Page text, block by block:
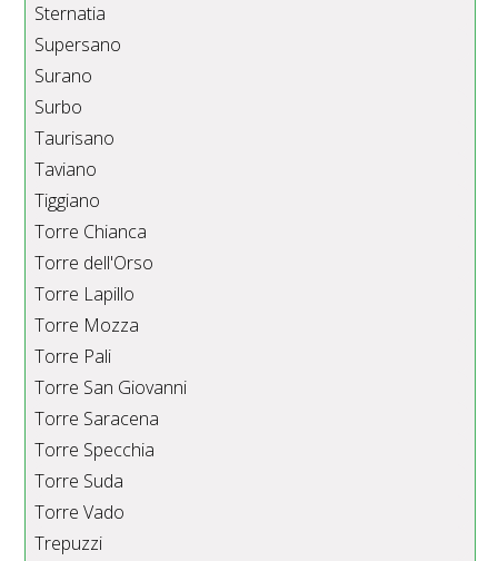
Sternatia
Supersano
Surano
Surbo
Taurisano
Taviano
Tiggiano
Torre Chianca
Torre dell'Orso
Torre Lapillo
Torre Mozza
Torre Pali
Torre San Giovanni
Torre Saracena
Torre Specchia
Torre Suda
Torre Vado
Trepuzzi